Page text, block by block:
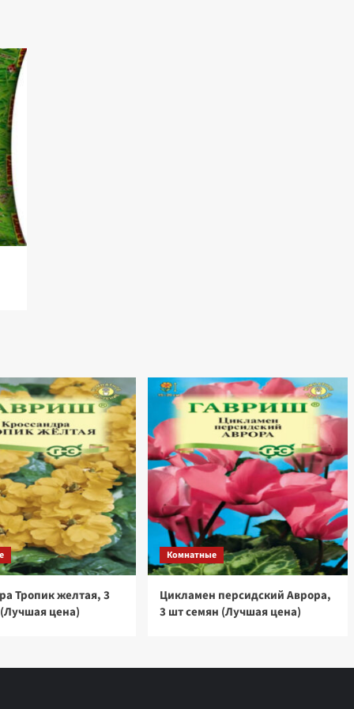
Тропик желтая, 3
цена)
Комнатные
Цикламен персидский Аврора,
3 шт семян (Лучшая цена)